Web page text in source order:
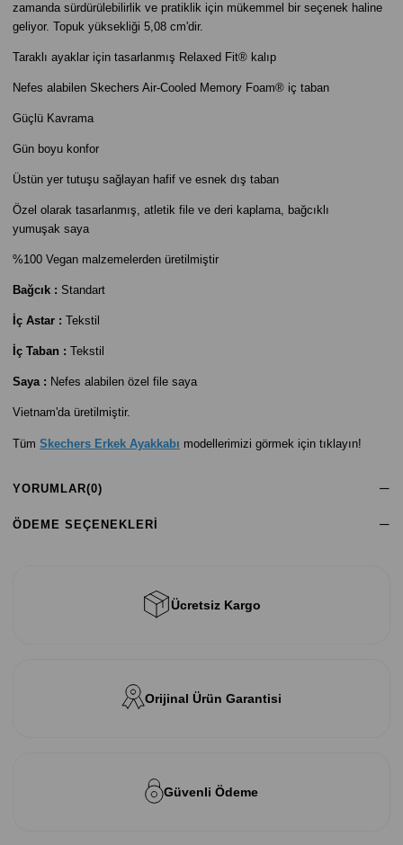
zamanda sürdürülebilirlik ve pratiklik için mükemmel bir seçenek haline
geliyor. Topuk yüksekliği 5,08 cm'dir.
Taraklı ayaklar için tasarlanmış Relaxed Fit® kalıp
Nefes alabilen Skechers Air-Cooled Memory Foam® iç taban
Güçlü Kavrama
Gün boyu konfor
Üstün yer tutuşu sağlayan hafif ve esnek dış taban
Özel olarak tasarlanmış, atletik file ve deri kaplama, bağcıklı
yumuşak saya
%100 Vegan malzemelerden üretilmiştir
Bağcık : Standart
İç Astar : Tekstil
İç Taban : Tekstil
Saya : Nefes alabilen özel file saya
Vietnam'da üretilmiştir.
Tüm Skechers Erkek Ayakkabı modellerimizi görmek için tıklayın!
YORUMLAR(0)
ÖDEME SEÇENEKLERI
Ücretsiz Kargo
Orijinal Ürün Garantisi
Güvenli Ödeme